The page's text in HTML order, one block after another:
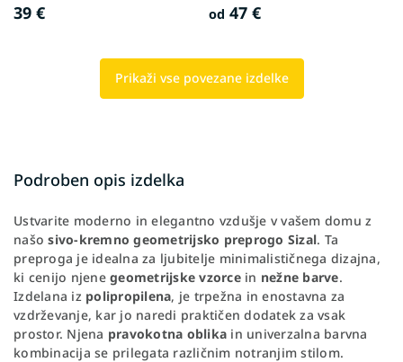
39 €
od 47 €
Prikaži vse povezane izdelke
Podroben opis izdelka
Ustvarite moderno in elegantno vzdušje v vašem domu z
našosivo-kremno geometrijsko preprogo Sizal. Ta
preproga je idealna za ljubitelje minimalističnega dizajna,
ki cenijo njene geometrijske vzorcein nežne barve.
Izdelana iz polipropilena, je trpežna in enostavna za
vzdrževanje, kar jo naredi praktičen dodatek za vsak
prostor. Njena pravokotna oblika in univerzalna barvna
kombinacija se prilegata različnim notranjim stilom.